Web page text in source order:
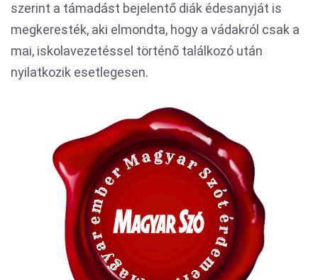
szerint a támadást bejelentő diák édesanyját is
megkeresték, aki elmondta, hogy a vádakról csak a
mai, iskolavezetéssel történő találkozó után
nyilatkozik esetlegesen.